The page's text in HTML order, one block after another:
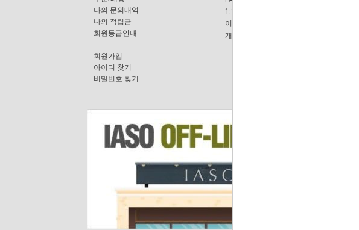
나의 문의내역
나의 적립금
회원등급안내
-
회원가입
아이디 찾기
비밀번호 찾기
1:1문의
이용안내
개인정보보호정책